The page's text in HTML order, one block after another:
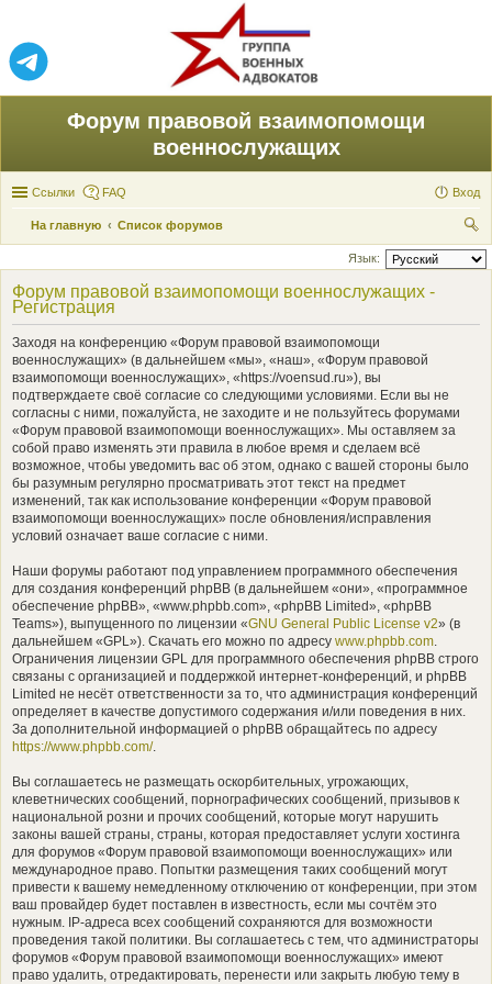
Форум правовой взаимопомощи
военнослужащих
Ссылки FAQ Вход
На главную
Список форумов
ои
Язык:
Форум правовой взаимопомощи военнослужащих -
Регистрация
Заходя на конференцию «Форум правовой взаимопомощи
военнослужащих» (в дальнейшем «мы», «наш», «Форум правовой
взаимопомощи военнослужащих», «https://voensud.ru»), вы
подтверждаете своё согласие со следующими условиями. Если вы не
согласны с ними, пожалуйста, не заходите и не пользуйтесь форумами
«Форум правовой взаимопомощи военнослужащих». Мы оставляем за
собой право изменять эти правила в любое время и сделаем всё
возможное, чтобы уведомить вас об этом, однако с вашей стороны было
бы разумным регулярно просматривать этот текст на предмет
изменений, так как использование конференции «Форум правовой
взаимопомощи военнослужащих» после обновления/исправления
условий означает ваше согласие с ними.
Наши форумы работают под управлением программного обеспечения
для создания конференций phpBB (в дальнейшем «они», «программное
обеспечение phpBB», «www.phpbb.com», «phpBB Limited», «phpBB
Teams»), выпущенного по лицензии «GNU General Public License v2» (в
дальнейшем «GPL»). Скачать его можно по адресу www.phpbb.com.
Ограничения лицензии GPL для программного обеспечения phpBB строго
связаны с организацией и поддержкой интернет-конференций, и phpBB
Limited не несёт ответственности за то, что администрация конференций
определяет в качестве допустимого содержания и/или поведения в них.
За дополнительной информацией о phpBB обращайтесь по адресу
https://www.phpbb.com/.
Вы соглашаетесь не размещать оскорбительных, угрожающих,
клеветнических сообщений, порнографических сообщений, призывов к
национальной розни и прочих сообщений, которые могут нарушить
законы вашей страны, страны, которая предоставляет услуги хостинга
для форумов «Форум правовой взаимопомощи военнослужащих» или
международное право. Попытки размещения таких сообщений могут
привести к вашему немедленному отключению от конференции, при этом
ваш провайдер будет поставлен в известность, если мы сочтём это
нужным. IP-адреса всех сообщений сохраняются для возможности
проведения такой политики. Вы соглашаетесь с тем, что администраторы
форумов «Форум правовой взаимопомощи военнослужащих» имеют
право удалить, отредактировать, перенести или закрыть любую тему в